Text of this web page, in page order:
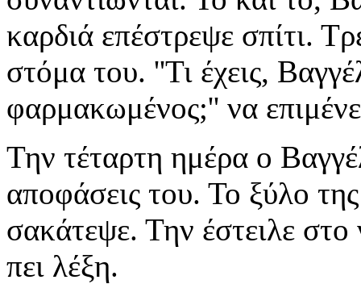
καρδιά επέστρεψε σπίτι.
στόμα του. ''Τι έχεις,
φαρμακωμένος;'' να
Την τέταρτη ημέρα ο
αποφάσεις του. Το ξύλο
σακάτεψε. Την έστειλε
πει λέξη.